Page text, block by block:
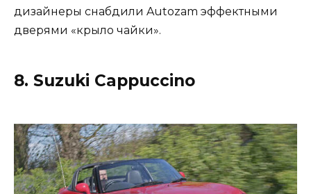
дизайнеры снабдили Autozam эффектными
дверями «крыло чайки».
8. Suzuki Cappuccino